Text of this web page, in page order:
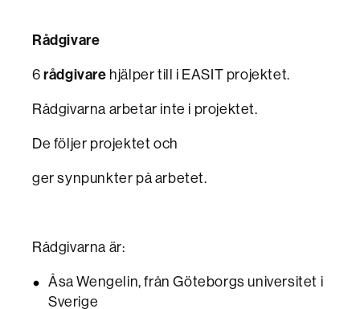
Rådgivare
6rådgivare hjälper till i EASIT projektet.
Rådgivarna arbetar inte i projektet.
De följer projektet och
ger synpunkter på arbetet.
Rådgivarna är:
Åsa Wengelin, från Göteborgs universitet i
Sverige